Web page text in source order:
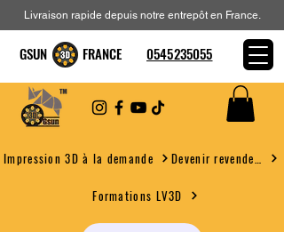
Impression 3D à la demande
Formations LV3D
Livraison rapide depuis notre entrepôt en France.
GSUN FRANCE 0545235055